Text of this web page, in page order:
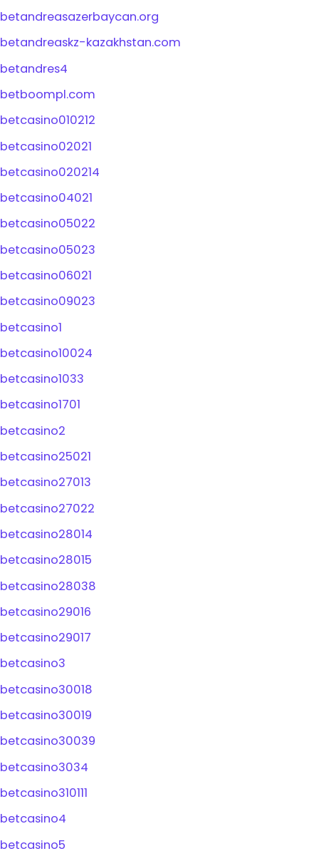
betandreasazerbaycan.org
betandreaskz-kazakhstan.com
betandres4
betboompl.com
betcasino010212
betcasino02021
betcasino020214
betcasino04021
betcasino05022
betcasino05023
betcasino06021
betcasino09023
betcasino1
betcasino10024
betcasino1033
betcasino1701
betcasino2
betcasino25021
betcasino27013
betcasino27022
betcasino28014
betcasino28015
betcasino28038
betcasino29016
betcasino29017
betcasino3
betcasino30018
betcasino30019
betcasino30039
betcasino3034
betcasino310111
betcasino4
betcasino5